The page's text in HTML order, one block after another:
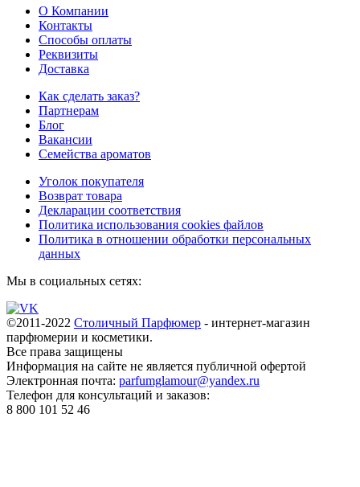
О Компании
Контакты
Способы оплаты
Реквизиты
Доставка
Как сделать заказ?
Партнерам
Блог
Вакансии
Семейства ароматов
Уголок покупателя
Возврат товара
Декларации соответствия
Политика использования cookies файлов
Политика в отношении обработки персональных
данных
Мы в социальных сетях:
©2011-2022 Столичный Парфюмер - интернет-магазин
парфюмерии и косметики.
Все права защищены
Информация на сайте не является публичной офертой
Электронная почта: parfumglamour@yandex.ru
Телефон для консультаций и заказов:
8 800 101 52 46